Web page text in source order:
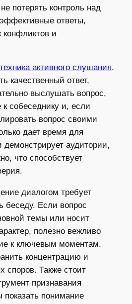
потерять контроль над
ответы,
и
техника активного слушания.
качественный ответ,
выслушать вопрос,
к собеседнику и, если
вопрос своими
дает время для
аудитории,
что способствует
диалогом требует
беседу. Если вопрос
темы или носит
полезно вежливо
к ключевым моментам.
концентрацию и
споров. Также стоит
признавания
показать понимание